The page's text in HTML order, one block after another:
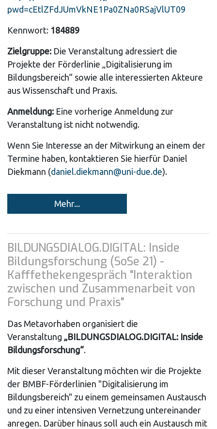
pwd=cEtlZFdJUmVkNE1Pa0ZNa0RSajVlUT09
Kennwort: 184889
Zielgruppe: Die Veranstaltung adressiert die
Projekte der Förderlinie „Digitalisierung im
Bildungsbereich“ sowie alle interessierten Akteure
aus Wissenschaft und Praxis.
Anmeldung: Eine vorherige Anmeldung zur
Veranstaltung ist nicht notwendig.
Wenn Sie Interesse an der Mitwirkung an einem der
Termine haben, kontaktieren Sie hierfür Daniel
Diekmann (daniel.diekmann@uni-due.de).
Mehr...
BILDUNGSDIALOG.DIGITAL: Inside
Bildungsforschung (SoSe 21) -
Kafffethekengespräch "Interaktion
zwischen und Zusammenarbeit von
Forschung und Praxis"
Das Metavorhaben organisiert die
Veranstaltung „BILDUNGSDIALOG.DIGITAL: Inside
Bildungsforschung“.
Mit dieser Veranstaltung möchten wir die Projekte
der BMBF-Förderlinien "Digitalisierung im
Bildungsbereich" zu einem gemeinsamen Austausch
und zu einer intensiven Vernetzung untereinander
anregen. Darüber hinaus soll auch ein Austausch mit